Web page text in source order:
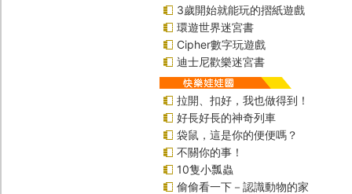
3歲開始就能玩的摺紙遊戲
環遊世界迷宮書
Cipher數字玩遊戲
迪士尼歡樂迷宮書
拉開、扣好，我也做得到！
好長好長的神奇列車
袋鼠，這是你的便便嗎？
不關你的事！
10隻小瓢蟲
偷偷看一下－認識動物的家